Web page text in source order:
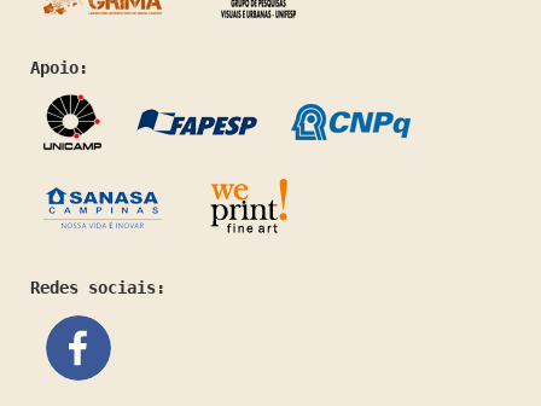
Apoio:
Redes sociais: